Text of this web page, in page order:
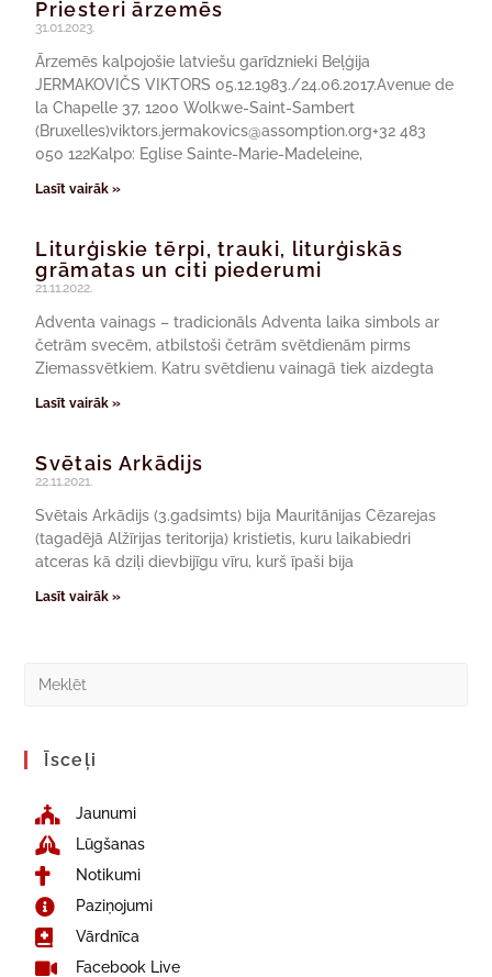
Priesteri ārzemēs
31.01.2023.
Ārzemēs kalpojošie latviešu garīdznieki Beļģija
JERMAKOVIČS VIKTORS 05.12.1983./24.06.2017.Avenue de
la Chapelle 37, 1200 Wolkwe-Saint-Sambert
(Bruxelles)viktors.jermakovics@assomption.org+32 483
050 122Kalpo: Eglise Sainte-Marie-Madeleine,
Lasīt vairāk »
Liturģiskie tērpi, trauki, liturģiskās
grāmatas un citi piederumi
21.11.2022.
Adventa vainags – tradicionāls Adventa laika simbols ar
četrām svecēm, atbilstoši četrām svētdienām pirms
Ziemassvētkiem. Katru svētdienu vainagā tiek aizdegta
Lasīt vairāk »
Svētais Arkādijs
22.11.2021.
Svētais Arkādijs (3.gadsimts) bija Mauritānijas Cēzarejas
(tagadējā Alžīrijas teritorija) kristietis, kuru laikabiedri
atceras kā dziļi dievbijīgu vīru, kurš īpaši bija
Lasīt vairāk »
Īsceļi
Jaunumi
Lūgšanas
Notikumi
Paziņojumi
Vārdnīca
Facebook Live